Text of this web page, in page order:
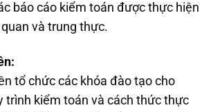
báo cáo kiểm toán được thực hiện
và trung thực.
tổ chức các khóa đào tạo cho
trình kiểm toán và cách thức thực